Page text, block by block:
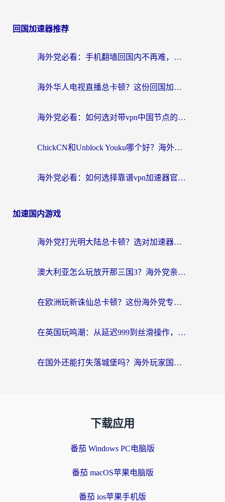
回国加速器推荐
海外党必看：手机翻墙回国内不再难，一篇搞定无缝访问国内资源指南
海外华人电视直播总卡顿？这份回国加速器选择指南帮你无缝看国内资源
海外党必看：如何选对带vpn中国节点的加速器？无缝访问国内资源全攻略
ChickCN和Unblock Youku哪个好？海外党亲测4款热门回国加速器，附避坑指南
海外党必看：如何选择靠谱vpn加速器官网？轻松解决国内APP地区限制
加速国内游戏
海外党打光明大陆总卡顿？选对加速器才是关键！（附亲测好用的推荐）
澳大利亚怎么玩放开那三国3？海外党亲测有效的国服游戏加速指南
在欧洲玩新诛仙总卡顿？这份海外党专属加速器指南帮你解决延迟难题
在英国玩鸣潮：从延迟999到丝滑操作，我是怎么做到的？
在国外还能打失落城堡吗？海外玩家国服游戏加速终极指南（附北美玩online加速器下载技巧）
下载应用
番茄 Windows PC电脑版
番茄 macOS苹果电脑版
番茄 ios苹果手机版